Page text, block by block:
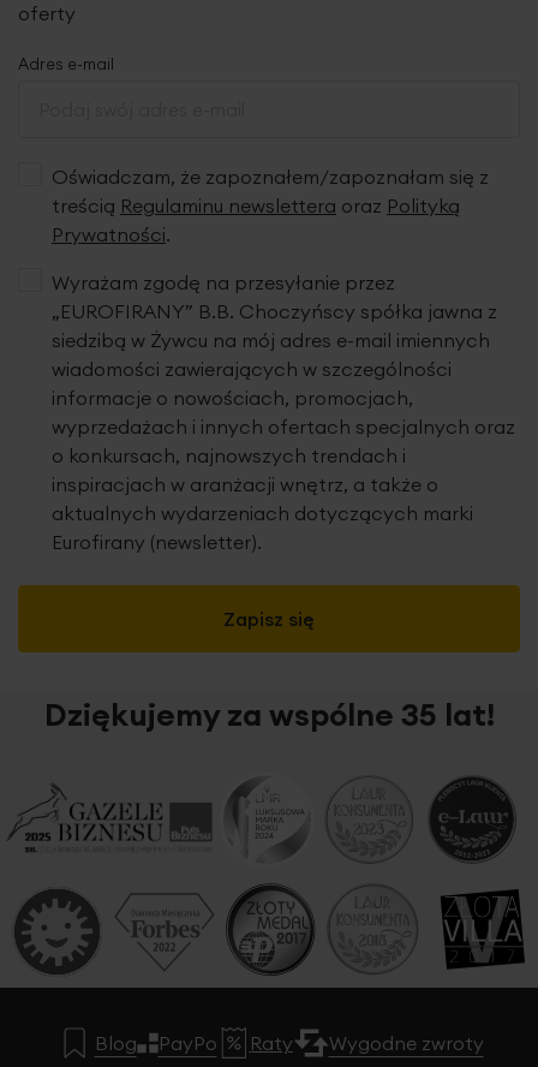
oferty
Adres e-mail
Oświadczam, że zapoznałem/zapoznałam się z
treścią Regulaminu newslettera oraz Polityką
Prywatności.
Zapisz się
Wyrażam zgodę na przesyłanie przez
„EUROFIRANY” B.B. Choczyńscy spółka jawna z
siedzibą w Żywcu na mój adres e-mail imiennych
wiadomości zawierających w szczególności
informacje o nowościach, promocjach,
wyprzedażach i innych ofertach specjalnych oraz
o konkursach, najnowszych trendach i
inspiracjach w aranżacji wnętrz, a także o
aktualnych wydarzeniach dotyczących marki
Eurofirany (newsletter).
Dziękujemy za wspólne 35 lat!
Blog PayPo Raty Wygodne zwroty